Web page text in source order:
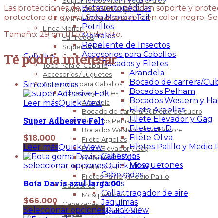
Botas ortopédicas
Línea Mane n Tail
Potrillos
Morrales
Repelente de Insectos
Accesorios para Caballos
Bocados y Filetes
Arandela
Bocado de carrera/
Bocados Pelham
Bocados Western y
Filete Argollas
Filete Elevador y Gag
Filete en D
Filete Oliva
Filetes Palillo y Medio
Cabestros
Mosquetones
Cabezadas
Capas
Collar tragador de aire
Jaquimas
Monturas
Tranquilizantes/Relajantes
Vitaminas Inyectables
Línea Menor
Fármacos
Suplementos
Caballos
Todo Para el Caballo
Accesorios / Juguetes
Accesorios para Caballos
Bocados y Filetes
Arandela
Bocado de carrera/Cubierta de cuero
Bocados Pelham
Bocados Western y Hackamore
Filete Argollas
Filete Elevador y Gag
Filete en D
Filete Oliva
Filetes Palillo y Medio Palillo
Cabestros
Mosquetones
Cabezadas
Capas
Las protecciones de neopreno brindan soporte y
protectora de goma. Solo disponible en color negro.
Tamaño: 29 cm (11 1/2″) de alto.
Te podría interesar
Sin existencias
Leer másQuick View
Super Adhesive Felt
$18.000
Leer másQuick View
Seleccionar opcionesQuick View
Bota Davis azul larga 00
$66.000
Seleccionar opcionesQuick View